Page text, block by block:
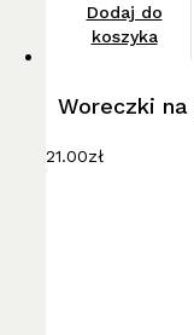
Dodaj do
koszyka
Woreczki
21.00zł